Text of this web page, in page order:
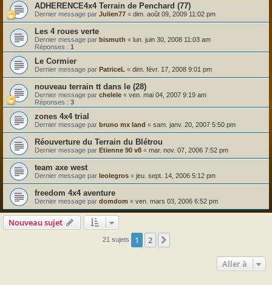
ADHERENCE4x4 Terrain de Penchard (77)
Dernier message par Julien77 « dim. août 09, 2009 11:02 pm
Les 4 roues verte
Dernier message par bismuth « lun. juin 30, 2008 11:03 am
Réponses : 1
Le Cormier
Dernier message par PatriceL « dim. févr. 17, 2008 9:01 pm
nouveau terrain tt dans le (28)
Dernier message par chelele « ven. mai 04, 2007 9:19 am
Réponses : 3
zones 4x4 trial
Dernier message par bruno mx land « sam. janv. 20, 2007 5:50 pm
Réouverture du Terrain du Blétrou
Dernier message par Etienne 90 v8 « mar. nov. 07, 2006 7:52 pm
team axe west
Dernier message par leolegros « jeu. sept. 14, 2006 5:12 pm
freedom 4x4 aventure
Dernier message par domdom « ven. mars 03, 2006 6:52 pm
Nouveau sujet
21 sujets 1 2
Aller à